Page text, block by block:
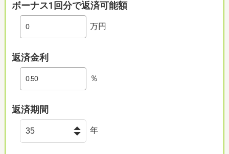
ボーナス1回分で返済可能額
万円
返済金利
％
返済期間
年